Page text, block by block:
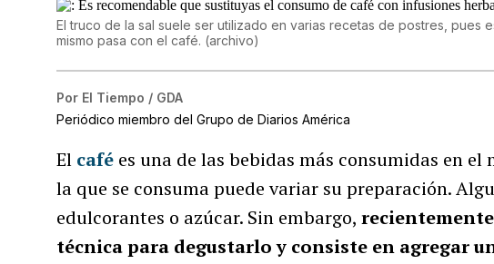
El truco de la sal suele ser utilizado en varias recetas de postres, pues
mismo pasa con el café. (archivo)
Por El Tiempo / GDA
Periódico miembro del Grupo de Diarios América
El café es una de las bebidas más consumidas en
la que se consuma puede variar su preparación.
edulcorantes o azúcar. Sin embargo,
técnica para degustarlo y consiste en agregar